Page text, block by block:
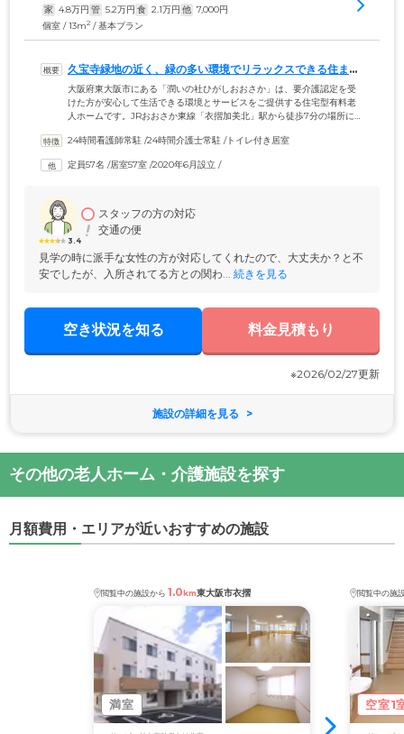
家 4.8万円 管 5.2万円 食 2.1万円 他 7,000円
個室 / 13m2 / 基本プラン
久宝寺緑地の近く、緑の多い環境でリラックスできる住まい
です
大阪府東大阪市にある「潤いの社ひがしおおさか」は、要介護認定を受
けた方が安心して生活できる環境とサービスをご提供する住宅型有料老
人ホームです。JRおおさか東線「衣摺加美北」駅から徒歩7分の場所に位
居。徒歩圏内に大阪府内でも随一の広さを誇る「久宝寺緑地」があり、
ニスコート、プールがあり、休日には家族連れも多く訪れるため、活気
24時間看護師常駐 /24時間介護士常駐 /トイレ付き居室
定員57名 /居室57室 /2020年6月設立 /
3.4
スタッフの方の対応
交通の便
見学の時に派手な女性の方が対応してくれたので、大丈夫か？と不
安でしたが、入所されてる方との関わ... 続きを見る
空き状況を知る 料金見積もり
※2026/02/27更新
施設の詳細を見る
その他の老人ホーム・介護施設を探す
月額費用・エリアが近いおすすめの施設
閲覧中の施設から 1.0km東大阪市衣摺
満室
閲覧中の施
空室1